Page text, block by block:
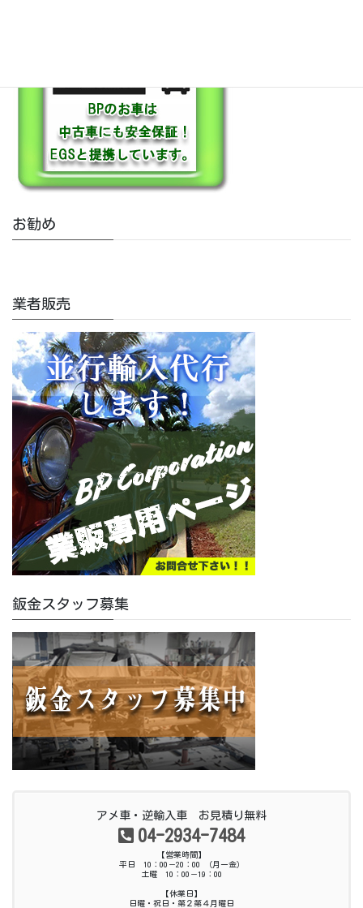
お勧め
業者販売
鈑金スタッフ募集
アメ車・逆輸入車 お見積り無料
04-2934-7484
【営業時間】
平日 10：00－20：00 （月ー金）
土曜 10：00－19：00
【休業日】
日曜・祝日・第２第４月曜日